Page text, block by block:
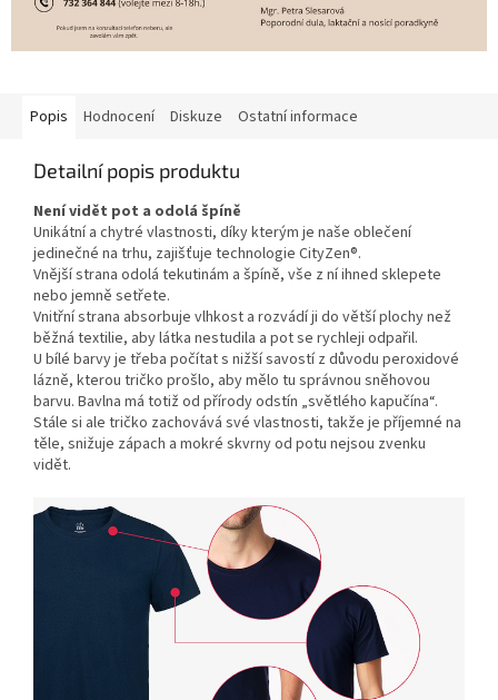
Popis Hodnocení Diskuze Ostatní informace
Detailní popis produktu
Není vidět pot a odolá špíně
Unikátní a chytré vlastnosti, díky kterým je naše oblečení
jedinečné na trhu, zajišťuje technologie CityZen®.
Vnější strana odolá tekutinám a špíně, vše z ní ihned sklepete
nebo jemně setřete.
Vnitřní strana absorbuje vlhkost a rozvádí ji do větší plochy než
běžná textilie, aby látka nestudila a pot se rychleji odpařil.
U bílé barvy je třeba počítat s nižší savostí z důvodu peroxidové
lázně, kterou tričko prošlo, aby mělo tu správnou sněhovou
barvu. Bavlna má totiž od přírody odstín „světlého kapučína“.
Stále si ale tričko zachovává své vlastnosti, takže je příjemné na
těle, snižuje zápach a mokré skvrny od potu nejsou zvenku
vidět.